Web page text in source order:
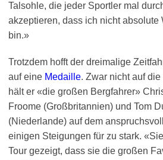
Talsohle, die jeder Sportler mal
akzeptieren, dass ich nicht absolute
bin.»
Trotzdem hofft der dreimalige
auf eine Medaille. Zwar nicht auf
hält er «die großen Bergfahrer»
Froome (Großbritannien) und Tom
(Niederlande) auf dem
einigen Steigungen für zu stark.
Tour gezeigt, dass sie die großen